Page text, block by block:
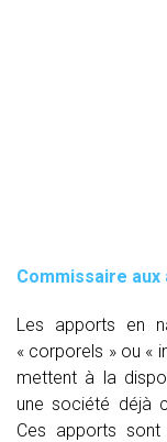
Commissaire
Les apports en
« corporels » ou «
mettent à la
une société déjà
Ces apports